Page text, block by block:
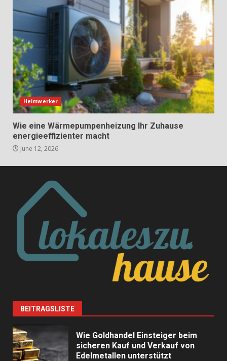
Heimwerker
Wie eine Wärmepumpenheizung Ihr Zuhause
energieeffizienter macht
June 12, 2026
BEITRAGSLISTE
Wie Goldhandel Einsteiger beim
sicheren Kauf und Verkauf von
Edelmetallen unterstützt